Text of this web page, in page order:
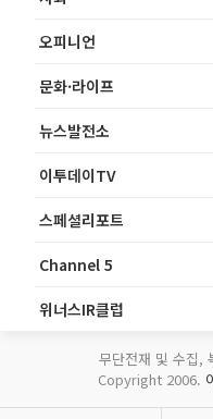
오피니언
문화·라이프
뉴스발전소
이투데이TV
스페셜리포트
Channel 5
위너스IR클럽
무단전재 및 수집,
Copyright 2006.